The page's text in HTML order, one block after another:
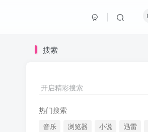
搜索
开启精彩搜索
热门搜索
音乐 浏览器 小说 迅雷